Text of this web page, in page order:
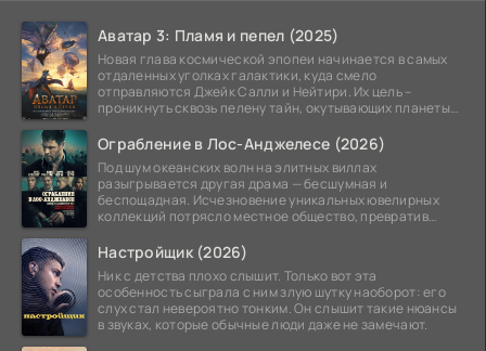
Аватар 3: Пламя и пепел (2025)
Новая глава космической эпопеи начинается в самых
отдаленных уголках галактики, куда смело
отправляются Джейк Салли и Нейтири. Их цель –
проникнуть сквозь пелену тайн, окутывающих планеты
Ограбление в Лос-Анджелесе (2026)
Под шум океанских волн на элитных виллах
разыгрывается другая драма — бесшумная и
беспощадная. Исчезновение уникальных ювелирных
коллекций потрясло местное общество, превратив
Настройщик (2026)
Ник с детства плохо слышит. Только вот эта
особенность сыграла с ним злую шутку наоборот: его
слух стал невероятно тонким. Он слышит такие нюансы
в звуках, которые обычные люди даже не замечают.